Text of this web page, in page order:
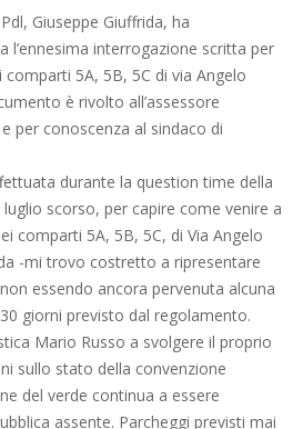
Giuseppe Giuffrida, ha
interrogazione scritta per
5A, 5B, 5C di via Angelo
è rivolto all’assessore
per conoscenza al sindaco di
durante la question time della
luglio scorso, per capire come venire a
comparti 5A, 5B, 5C, di Via Angelo
-mi trovo costretto a ripresentare
essendo ancora pervenuta alcuna
giorni previsto dal regolamento.
Mario Russo a svolgere il proprio
sullo stato della convenzione
del verde continua a essere
assente. Parcheggi previsti mai